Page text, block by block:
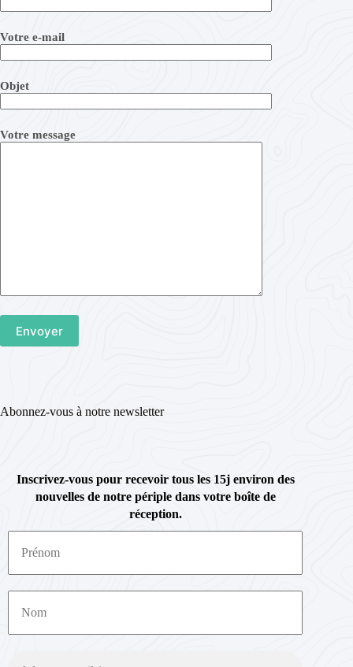
Votre e-mail
Objet
Votre message
Abonnez-vous à notre newsletter
Inscrivez-vous pour recevoir tous les 15j environ des
nouvelles de notre périple dans votre boîte de
réception.